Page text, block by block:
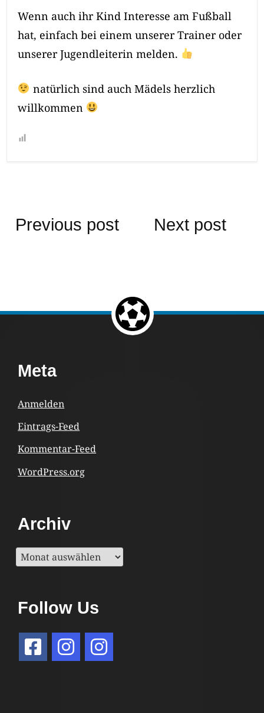
Wenn auch ihr Kind Interesse am Fußball
hat, einfach bei einem unserer Trainer oder
unserer Jugendleiterin melden.
natürlich sind auch Mädels herzlich
willkommen
Beitragsnavigation
Previous post Next post
Return to the top of the page.
Content
Meta
Anmelden
Eintrags-Feed
Kommentar-Feed
WordPress.org
Archiv
Archiv
Follow Us